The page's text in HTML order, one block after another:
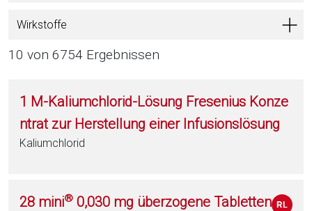
Wirkstoffe
10 von 6754 Ergebnissen
1 M-Kaliumchlorid-Lösung Fresenius Konze
ntrat zur Herstellung einer Infusionslösung
Kaliumchlorid
28 mini® 0,030 mg überzogene Tabletten